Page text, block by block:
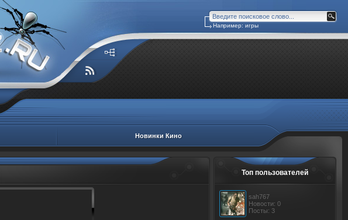
Например: игры
Новинки Кино
Топ пользователей
sah767
Новости: 0
Посты: 3